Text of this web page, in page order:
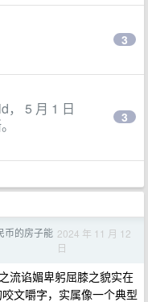
3
， 5 月 1 日
3
币的房子能 2024 年 11 月 12
日
流谄媚卑躬屈膝之貌实在
文嚼字，实属像一个典型